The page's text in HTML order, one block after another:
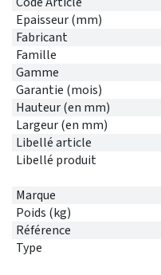
Epaisseur (mm)
Fabricant
Famille
Gamme
Garantie (mois)
Hauteur (en mm)
Largeur (en mm)
Libellé article
Libellé produit
Marque
Poids (kg)
Référence
Type